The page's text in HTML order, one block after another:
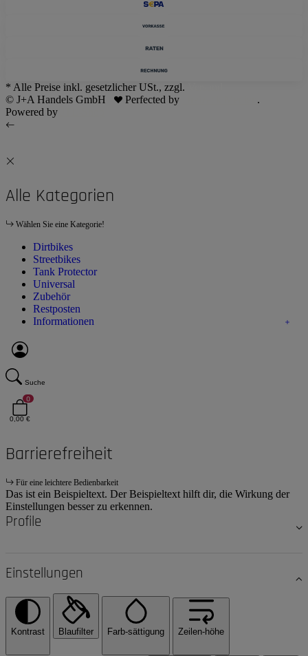
* Alle Preise inkl. gesetzlicher USt., zzgl.
© J+A Handels GmbH
Perfected by
.
Powered by
Alle Kategorien
Wählen Sie eine Kategorie!
Dirtbikes
Streetbikes
Tank Protector
Universal
Zubehör
Restposten
Informationen
Suche
0
0,00 €
Barrierefreiheit
Für eine leichtere Bedienbarkeit
Das ist ein Beispieltext. Der Beispieltext hilft dir, die Wirkung der
Einstellungen besser zu erkennen.
Profile
Einstellungen
Kontrast Blaufilter Farb-sättigung Zeilen-höhe